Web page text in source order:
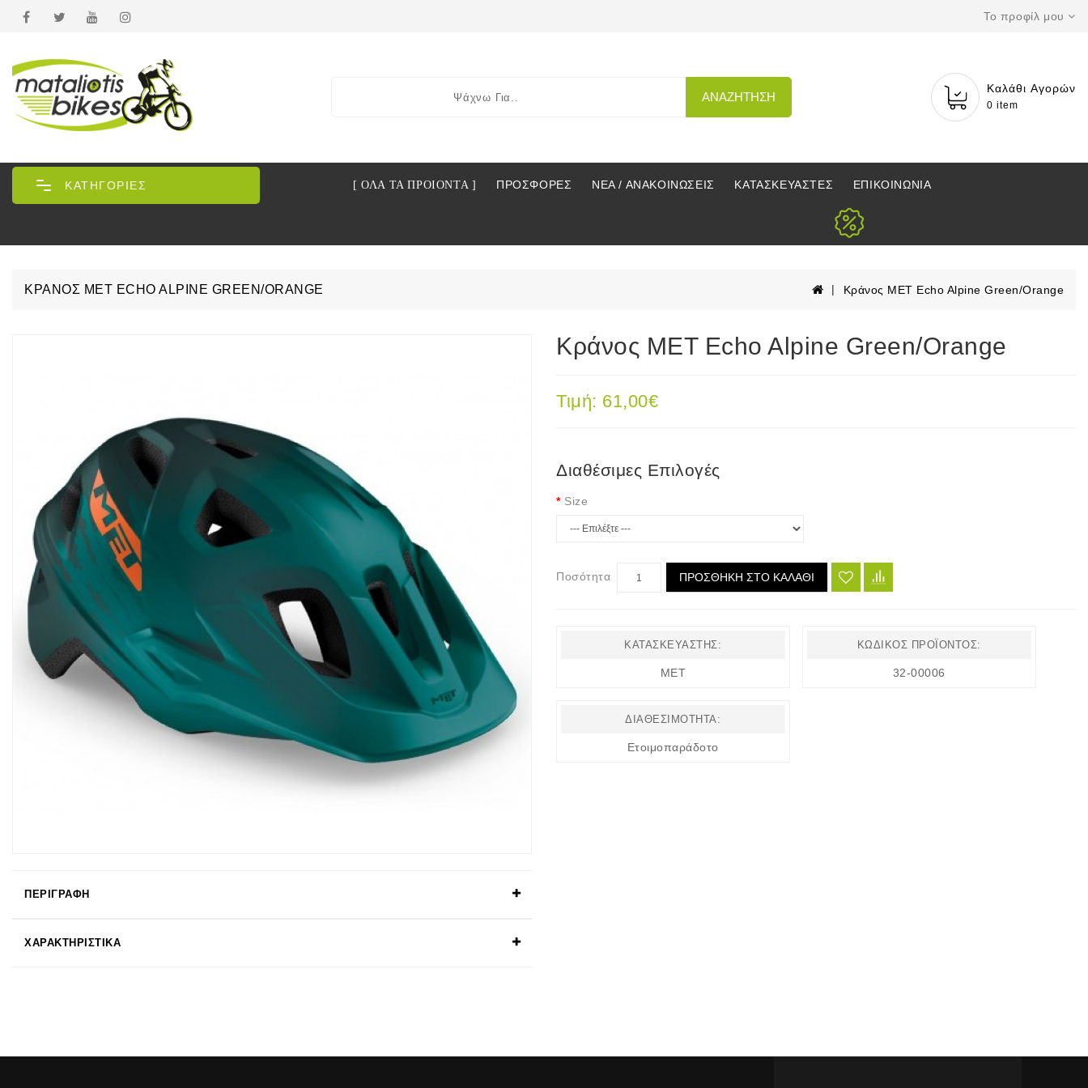
Το προφίλ μου
ΑΝΑΖΗΤΗΣΗ
Καλάθι Αγορών
0 item
ΚΑΤΗΓΟΡΙΕΣ [ ΟΛΑ ΤΑ ΠΡΟΙΟΝΤΑ ] ΠΡΟΣΦΟΡΕΣ ΝΕΑ / ΑΝΑΚΟΙΝΩΣΕΙΣ ΚΑΤΑΣΚΕΥΑΣΤΕΣ ΕΠΙΚΟΙΝΩΝΙΑ
ΚΡΆΝΟΣ MET ECHO ALPINE GREEN/ORANGE Κράνος MET Echo Alpine Green/Orange
ΠΕΡΙΓΡΑΦΉ
ΧΑΡΑΚΤΗΡΙΣΤΙΚΆ
Κράνος MET Echo Alpine Green/Orange
Τιμή: 61,00€
Διαθέσιμες Επιλογές
Size
Ποσότητα ΠΡΟΣΘΉΚΗ ΣΤΟ ΚΑΛΆΘΙ
ΚΑΤΑΣΚΕΥΑΣΤΉΣ:
MET
ΚΩΔΙΚΌΣ ΠΡΟΪΌΝΤΟΣ:
32-00006
ΔΙΑΘΕΣΙΜΌΤΗΤΑ:
Ετοιμοπαράδοτο